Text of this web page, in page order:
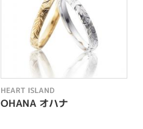
HEART ISLAND
OHANA オハナ